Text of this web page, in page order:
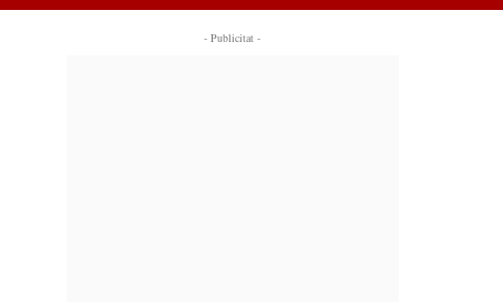
- Publicitat -